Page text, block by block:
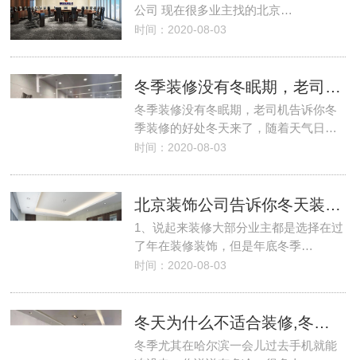
公司 现在很多业主找的北京…
时间：2020-08-03
冬季装修没有冬眠期，老司机告诉你冬季装修的好处
冬季装修没有冬眠期，老司机告诉你冬
季装修的好处冬天来了，随着天气日…
时间：2020-08-03
北京装饰公司告诉你冬天装修好处
1、说起来装修大部分业主都是选择在过
了年在装修装饰，但是年底冬季…
时间：2020-08-03
冬天为什么不适合装修,冬季装修好处很多
冬季尤其在哈尔滨一会儿过去手机就能